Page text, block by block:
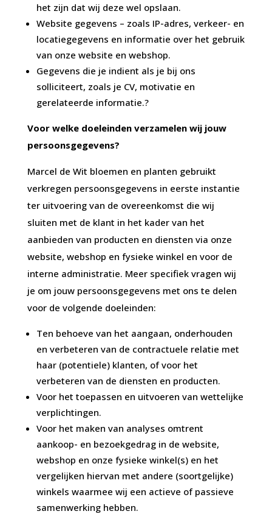
het zijn dat wij deze wel opslaan.
Website gegevens – zoals IP-adres, verkeer- en
locatiegegevens en informatie over het gebruik
van onze website en webshop.
Gegevens die je indient als je bij ons
solliciteert, zoals je CV, motivatie en
gerelateerde informatie.?
Voor welke doeleinden verzamelen wij jouw
persoonsgegevens?
Marcel de Wit bloemen en planten gebruikt
verkregen persoonsgegevens in eerste instantie
ter uitvoering van de overeenkomst die wij
sluiten met de klant in het kader van het
aanbieden van producten en diensten via onze
website, webshop en fysieke winkel en voor de
interne administratie. Meer specifiek vragen wij
je om jouw persoonsgegevens met ons te delen
voor de volgende doeleinden:
Ten behoeve van het aangaan, onderhouden
en verbeteren van de contractuele relatie met
haar (potentiele) klanten, of voor het
verbeteren van de diensten en producten.
Voor het toepassen en uitvoeren van wettelijke
verplichtingen.
Voor het maken van analyses omtrent
aankoop- en bezoekgedrag in de website,
webshop en onze fysieke winkel(s) en het
vergelijken hiervan met andere (soortgelijke)
winkels waarmee wij een actieve of passieve
samenwerking hebben.